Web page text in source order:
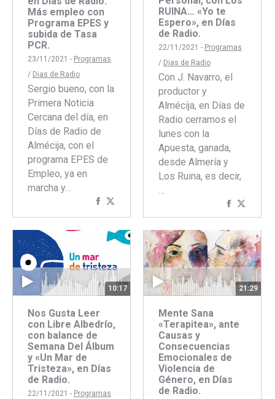
Más empleo con
Programa EPES y
subida de Tasa
PCR.
23/11/2021 - Programas
/ Dias de Radio
Sergio bueno, con la
Primera Noticia
Cercana del día, en
Días de Radio de
Almécija, con el
programa EPES de
Empleo, ya en
marcha y…
Compartir
con
Facebook
con
Twitter
RUINA… «Yo te
Espero», en Días
de Radio.
22/11/2021 - Programas
/ Dias de Radio
Con J. Navarro, el
productor y
Almécija, en Días de
Radio cerramos el
lunes con la
Apuesta, ganada,
desde Almería y
Los Ruina, es decir,
…
Compartir
concon
10:17
Nos Gusta Leer
con Libre Albedrío,
con balance de
Semana Del Álbum
y «Un Mar de
Tristeza», en Días
de Radio.
22/11/2021 - Programas
21:29
Mente Sana
«Terapitea», ante
Causas y
Consecuencias
Emocionales de
Violencia de
Género, en Días
de Radio.